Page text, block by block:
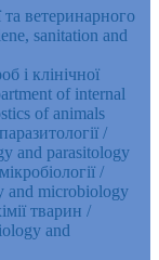
та ветеринарного
sanitation and
і клінічної
of internal
of animals
/
and parasitology
/
and microbiology
тварин /
and